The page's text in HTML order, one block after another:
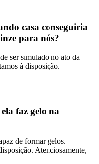
casa conseguiria
para nós?
ser simulado no ato da
à disposição.
faz gelo na
de formar gelos.
Atenciosamente,